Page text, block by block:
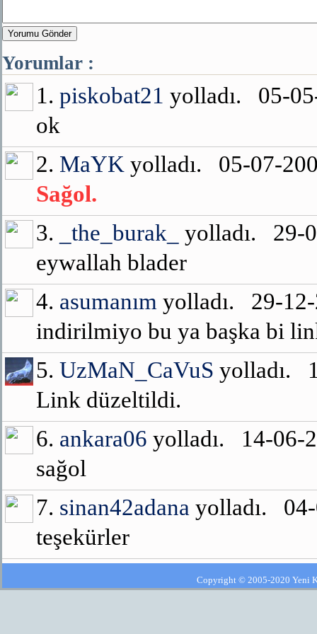
Yorumu Gönder
Yorumlar :
1. piskobat21 yolladı. 05-
ok
2. MaYK yolladı. 05-07-
Sağol.
3.
_the_burak_
yolladı. 29-
eywallah blader
4. asumanım yolladı. 29-
indirilmiyo bu ya başka bi
5. UzMaN_CaVuS yolladı.
Link düzeltildi.
6. ankara06 yolladı. 14-06-
sağol
7. sinan42adana yolladı.
teşekürler
Copyright © 2005-2020 Yeni